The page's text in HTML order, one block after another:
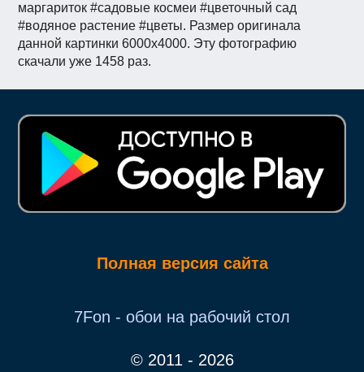
маргариток #садовые космеи #цветочный сад
#водяное растение #цветы. Размер оригинала
данной картинки 6000x4000. Эту фотографию
скачали уже 1458 раз.
Полная версия сайта
7Fon - обои на рабочий стол
© 2011 - 2026